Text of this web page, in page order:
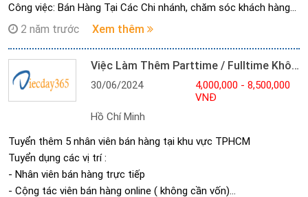
Công việc: Bán Hàng Tại Các Chi nhánh, chăm sóc khách hàng
và tư vấn bán hàng.
•Part time: 4.000.000₫ ~ 7h45 - 11h30 sáng
•Full time: 8.600.000₫ ~ 13h - 17h chiều
•Xoay ca: 30K/1h ~ 18h-22h tối
Nộp CV ứng tuyển qua zalo hoặc gmail
Liên Hệ : *********& *********gặp Ms. Thanh trao đổi công việc
và sắp xếp lịch làm trực tiếp luôn nhé!
2 năm trước Xem thêm
Việc Làm Thêm Parttime / Fulltime Không Cần Kinh Nghiệm
30/06/2024
4,000,000 - 8,500,000
VNĐ
Hồ Chí Minh
Tuyển thêm 5 nhân viên bán hàng tại khu vực TPHCM
Tuyển dụng các vị trí :
- Nhân viên bán hàng trực tiếp
- Cộng tác viên bán hàng online ( không cần vốn)